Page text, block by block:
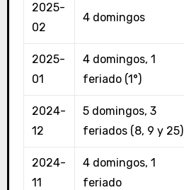
2025-
02
4 domingos
2025-
01
4 domingos, 1
feriado (1°)
2024-
12
5 domingos, 3
feriados (8, 9 y 25)
2024-
11
4 domingos, 1
feriado